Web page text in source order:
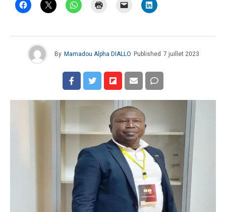
By Mamadou Alpha DIALLO Published 7 juillet 2023